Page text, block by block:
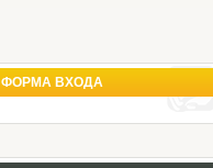
ФОРМА ВХОДА